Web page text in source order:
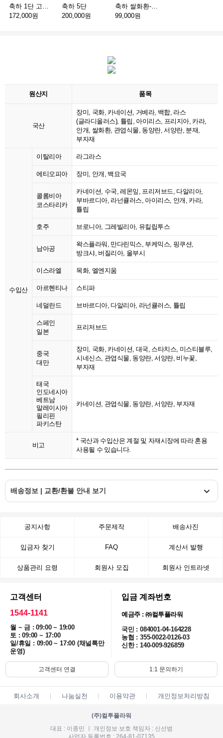
축하 1단 고급 스탠드
172,000원
축하 5단
200,000원
축하 쌀화환-10kg
99,000원
원산지 품목
국산
장미, 국화, 카네이션, 거베라, 백합, 라스
(글라디올러스), 튤립, 아이리스, 프리지아, 카라,
안개, 쌀화환, 관엽식물, 동양란, 서양란, 분재,
부자재
수입산
이탈리아 라그라스
에티오피아 장미, 안개, 백묘국
콜롬비아
코스타리카
카네이션, 수국, 레몬잎, 프리저브드, 다알리아,
부바르디아, 라넌큘러스, 아이리스, 안개, 카라,
튤립
호주 브로니아, 그레빌리아, 유킬립투스
남아공
왁스플라워, 만다린믹스, 부케믹스, 핑쿠션,
방크샤, 버질리아, 울부시
이스라엘 목화, 엘엔지움
아르헨티나 스티파
네덜란드 브바르디아, 다알리아, 라넌큘러스, 튤립
스페인
일본
프리저브드
중국
대만
장미, 국화, 카네이션, 대국, 스타치스, 미스티블루,
시네신스, 관엽식물, 동양란, 서양란, 비누꽃,
부자재
태국
인도네시아
베트남
말레이시아
필리핀
파키스탄
카네이션, 관엽식물, 동양란, 서양란, 부자재
비고
* 국산과 수입산은 계절 및 자재시장에 따라 혼용
사용될 수 있습니다.
배송정보 | 교환/환불 안내 보기
공지사항 주문제작 배송사진
입금자 찾기 FAQ 계산서 발행
상품관리 요령 회원사 모집 회원사 인트라넷
고객센터
1544-1141
월 ~ 금 : 09:00 ~ 19:00
토 : 09:00 ~ 17:00
일/휴일 : 09:00 ~ 17:00 (채널톡만
운영)
입금 계좌번호
예금주 : ㈜컬투플라워
국민 : 084001-04-164228
농협 : 355-0022-0126-03
신한 : 140-009-926859
고객센터 연결 1:1 문의하기
회사소개 나눔실천 이용약관 개인정보처리방침
(주)컬투플라워
대표 : 이종민 ㅣ 개인정보 보호 책임자 : 신선범
사업자 등록번호 : 264-81-07135